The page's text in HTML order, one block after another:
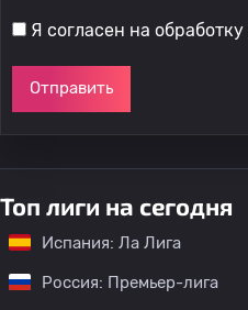
Я согласен на обработку
Отправить
Топ лиги на сегодня
Испания: Ла Лига
Россия: Премьер-лига